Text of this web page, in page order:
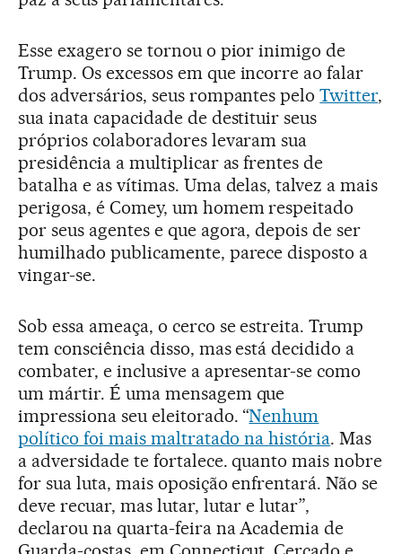
Esse exagero se tornou o pior inimigo de
Trump. Os excessos em que incorre ao falar
dos adversários, seus rompantes peloTwitter,
sua inata capacidade de destituir seus
próprios colaboradores levaram sua
presidência a multiplicar as frentes de
batalha e as vítimas. Uma delas, talvez a mais
perigosa, é Comey, um homem respeitado
por seus agentes e que agora, depois de ser
humilhado publicamente, parece disposto a
vingar-se.
Sob essa ameaça, o cerco se estreita. Trump
tem consciência disso, mas está decidido a
combater, e inclusive a apresentar-se como
um mártir. É uma mensagem que
impressiona seu eleitorado. “Nenhum
político foi mais maltratado na história. Mas
a adversidade te fortalece. quanto mais nobre
for sua luta, mais oposição enfrentará. Não se
deve recuar, mas lutar, lutar e lutar”,
declarou na quarta-feira na Academia de